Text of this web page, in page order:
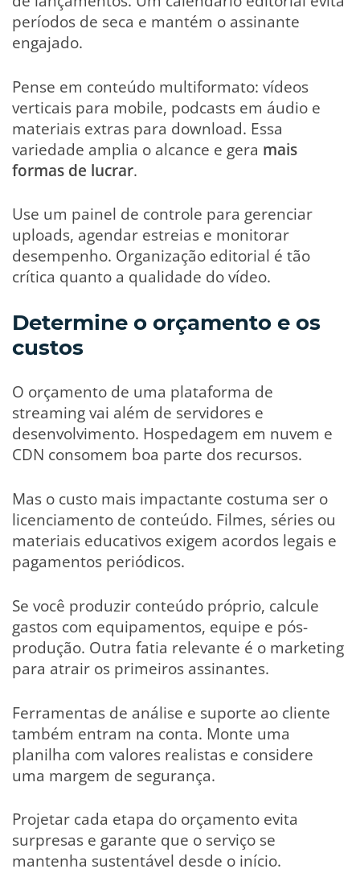
períodos de seca e mantém o assinante
engajado.
Pense em conteúdo multiformato: vídeos
verticais para mobile, podcasts em áudio e
materiais extras para download. Essa
variedade amplia o alcance e gera mais
formas de lucrar.
Use um painel de controle para gerenciar
uploads, agendar estreias e monitorar
desempenho. Organização editorial é tão
crítica quanto a qualidade do vídeo.
Determine o orçamento e os
custos
O orçamento de uma plataforma de
streaming vai além de servidores e
desenvolvimento. Hospedagem em nuvem e
CDN consomem boa parte dos recursos.
Mas o custo mais impactante costuma ser o
licenciamento de conteúdo. Filmes, séries ou
materiais educativos exigem acordos legais e
pagamentos periódicos.
Se você produzir conteúdo próprio, calcule
gastos com equipamentos, equipe e pós-
produção. Outra fatia relevante é o marketing
para atrair os primeiros assinantes.
Ferramentas de análise e suporte ao cliente
também entram na conta. Monte uma
planilha com valores realistas e considere
uma margem de segurança.
Projetar cada etapa do orçamento evita
surpresas e garante que o serviço se
mantenha sustentável desde o início.